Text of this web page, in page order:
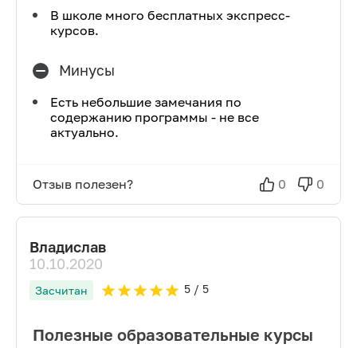
В школе много бесплатных экспресс-
курсов.
Минусы
Есть небольшие замечания по
содержанию программы - не все
актуально.
Отзыв полезен? 0 0
Владислав
10.10.2020
Засчитан 5/ 5
Полезные образовательные курсы